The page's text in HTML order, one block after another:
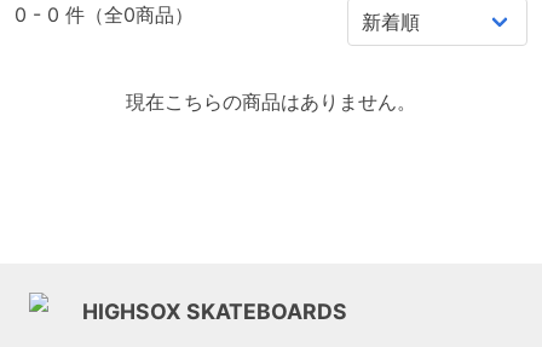
0 - 0 件（全0商品）
現在こちらの商品はありません。
HIGHSOX SKATEBOARDS